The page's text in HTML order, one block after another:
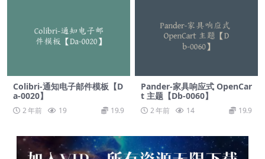
Colibri-通知电子邮件模板【D
a-0020】
2 年前 19 19.9
Pander-家具响应式 OpenCar
t 主题【Db-0060】
2 年前 14 19.9